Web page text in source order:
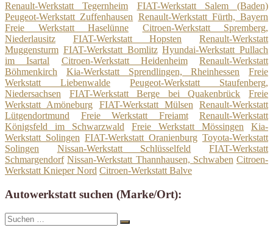
Renault-Werkstatt Tegernheim
FIAT-Werkstatt Salem (Baden)
Peugeot-Werkstatt Zuffenhausen Renault-Werkstatt Fürth, Bayern
Freie Werkstatt Haselünne
Citroen-Werkstatt Spremberg,
Niederlausitz
FIAT-Werkstatt Hopsten
Renault-Werkstatt
Muggensturm FIAT-Werkstatt Bomlitz Hyundai-Werkstatt Pullach
im Isartal
Citroen-Werkstatt Heidenheim
Renault-Werkstatt
Böhmenkirch
Kia-Werkstatt Sprendlingen, Rheinhessen
Freie
Werkstatt Liebenwalde
Peugeot-Werkstatt Staufenberg,
Niedersachsen
FIAT-Werkstatt Berge bei Quakenbrück
Freie
Werkstatt Amöneburg
FIAT-Werkstatt Mülsen
Renault-Werkstatt
Lütgendortmund
Freie Werkstatt Freiamt
Renault-Werkstatt
Königsfeld im Schwarzwald
Freie Werkstatt Mössingen
Kia-
Werkstatt Solingen FIAT-Werkstatt Oranienburg Toyota-Werkstatt
Solingen
Nissan-Werkstatt Schlüsselfeld
FIAT-Werkstatt
Schmargendorf Nissan-Werkstatt Thannhausen, Schwaben Citroen-
Werkstatt Knieper Nord Citroen-Werkstatt Balve
Autowerkstatt suchen (Marke/Ort):
Suche
nach:
Suchen